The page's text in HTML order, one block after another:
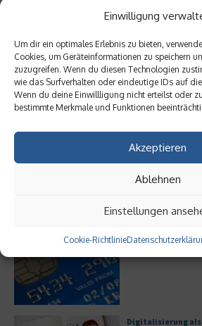
Einwilligung
Um dir ein optimales Erlebnis zu bieten,
Cookies, um Geräteinformationen zu speichern
zuzugreifen. Wenn du diesen Technologien
wie das Surfverhalten oder eindeutige IDs auf
Wenn du deine Einwillligung nicht erteilst oder
bestimmte Merkmale und Funktionen
Akzeptieren
Ablehnen
Einstellungen
Cookie-RichtlinieLeitfaden zur
Digitalisierung